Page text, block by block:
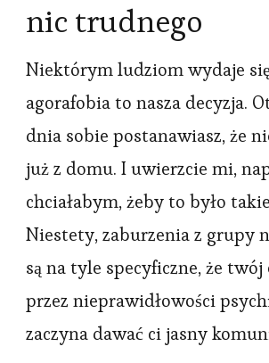
nic trudnego
Niektórym ludziom wydaje
agorafobia to nasza decyzja.
dnia sobie postanawiasz, że
już z domu. I uwierzcie mi,
chciałabym, żeby to było
Niestety, zaburzenia z grupy
są na tyle specyficzne, że
przez nieprawidłowości
zaczyna dawać ci jasny